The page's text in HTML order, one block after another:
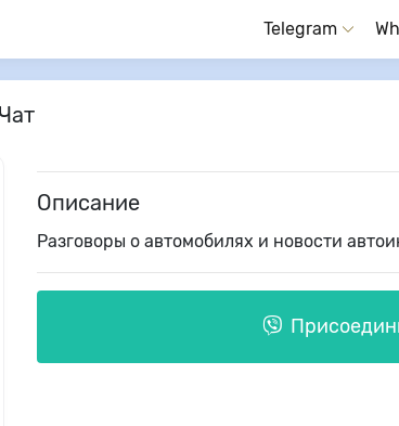
Telegram
Описание
Разговоры о автомобилях и новости